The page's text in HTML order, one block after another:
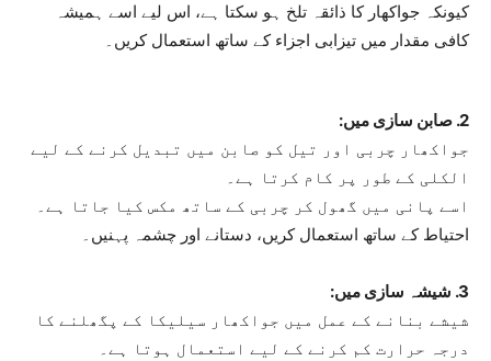
کیونکہ جواکھار کا ذائقہ تلخ ہو سکتا ہے، اس لیے اسے ہمیشہ
کافی مقدار میں تیزابی اجزاء کے ساتھ استعمال کریں۔
2. صابن سازی میں:
جواکھار چربی اور تیل کو صابن میں تبدیل کرنے کے لیے
الکلی کے طور پر کام کرتا ہے۔
اسے پانی میں گھول کر چربی کے ساتھ مکس کیا جاتا ہے۔
احتیاط کے ساتھ استعمال کریں، دستانے اور چشمہ پہنیں۔
3. شیشہ سازی میں:
شیشے بنانے کے عمل میں جواکھار سیلیکا کے پگھلنے کا
درجہ حرارت کم کرنے کے لیے استعمال ہوتا ہے۔